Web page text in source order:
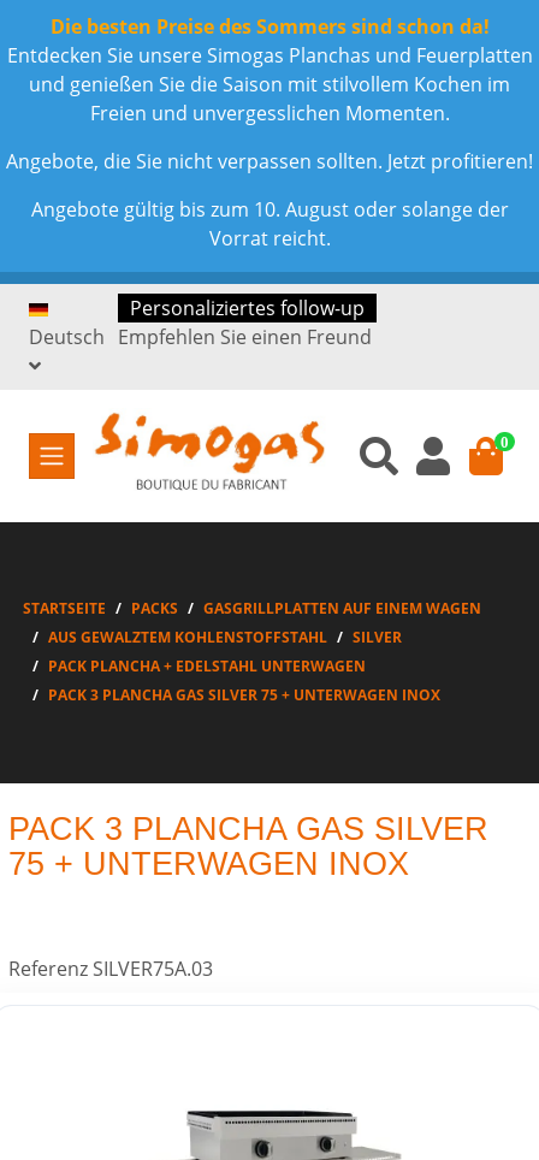
Die besten Preise des Sommers sind schon da!
Entdecken Sie unsere Simogas Planchas und Feuerplatten
und genießen Sie die Saison mit stilvollem Kochen im
Freien und unvergesslichen Momenten.
Angebote, die Sie nicht verpassen sollten. Jetzt profitieren!
Angebote gültig bis zum 10. August oder solange der
Vorrat reicht.
Deutsch
Personaliziertes follow-up
Empfehlen Sie einen Freund
0
STARTSEITE PACKS
GASGRILLPLATTEN AUF EINEM WAGEN
AUS GEWALZTEM KOHLENSTOFFSTAHL
SILVER
PACK PLANCHA + EDELSTAHL UNTERWAGEN
PACK 3 PLANCHA GAS SILVER 75 + UNTERWAGEN INOX
PACK 3 PLANCHA GAS SILVER
75 + UNTERWAGEN INOX
Referenz SILVER75A.03